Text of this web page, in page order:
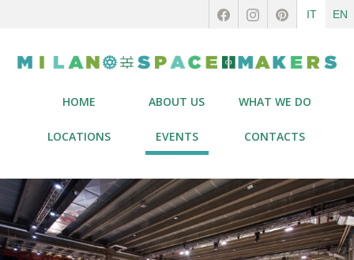
IT EN
HOME ABOUT US WHAT WE DO
LOCATIONS EVENTS CONTACTS